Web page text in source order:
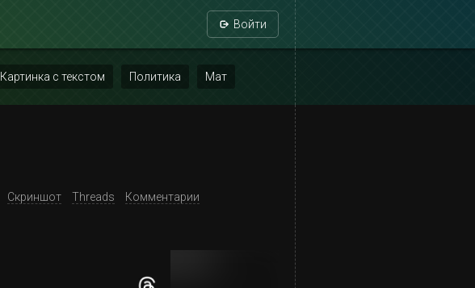
Войти
Картинка с текстом Политика Мат
Скриншот Threads
Комментарии